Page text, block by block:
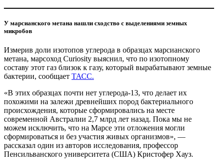
У марсианского метана нашли сходство с выделениями земных
микробов
Измерив доли изотопов углерода в образцах марсианского
метана, марсоход Curiosity выяснил, что по изотопному
составу этот газ близок к газу, который вырабатывают земные
бактерии, сообщает ТАСС.
«В этих образцах почти нет углерода-13, что делает их
похожими на залежи древнейших пород бактериального
происхождения, которые сформировались на месте
современной Австралии 2,7 млрд лет назад. Пока мы не
можем исключить, что на Марсе эти отложения могли
сформироваться и без участия живых организмов», —
рассказал один из авторов исследования, профессор
Пенсильванского университета (США) Кристофер Хауз.